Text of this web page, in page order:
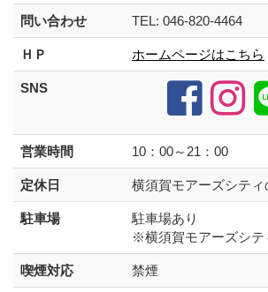
問い合わせ TEL: 046-820-4464
ＨＰ ホームページはこちら
SNS
営業時間 10：00～21：00
定休日 横須賀モアーズシティ
駐車場
駐車場あり
※横須賀モアーズシテ
喫煙対応 禁煙